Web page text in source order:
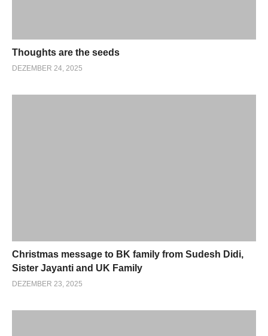
Thoughts are the seeds
DEZEMBER 24, 2025
Christmas message to BK family from Sudesh Didi,
Sister Jayanti and UK Family
DEZEMBER 23, 2025